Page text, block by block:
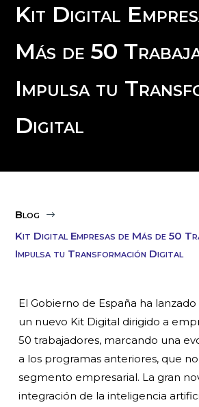
Kit Digital
Más de 50
Impulsa tu
Digital
Blog $
Kit Digital Empresas de Más de 50
Impulsa tu Transformación Digital
El Gobierno de España ha
un nuevo Kit Digital dirigido a
50 trabajadores, marcando una
a los programas anteriores, que
segmento empresarial. La gran
integración de la inteligencia